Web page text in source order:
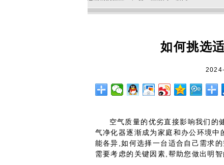
如何挑选
空气质量的优劣直接影响我们的
气净化器逐渐成为家庭和办公环境
能各异,如何选择一台适合自己需求
需要考虑的关键因素,帮助您做出明智